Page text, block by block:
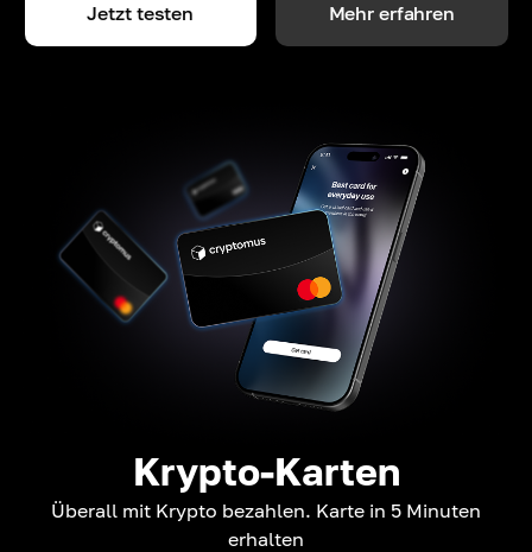
Jetzt testen Mehr erfahren
Krypto-Karten
Überall mit Krypto bezahlen. Karte in 5 Minuten
erhalten